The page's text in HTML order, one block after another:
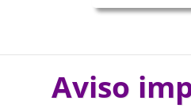
P
Aviso